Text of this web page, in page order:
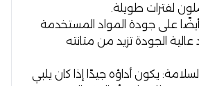
لفترات طويلة.
على جودة المواد المستخدمة
الجودة تزيد من متانته
يكون أداؤه جيدًا إذا كان يلبي